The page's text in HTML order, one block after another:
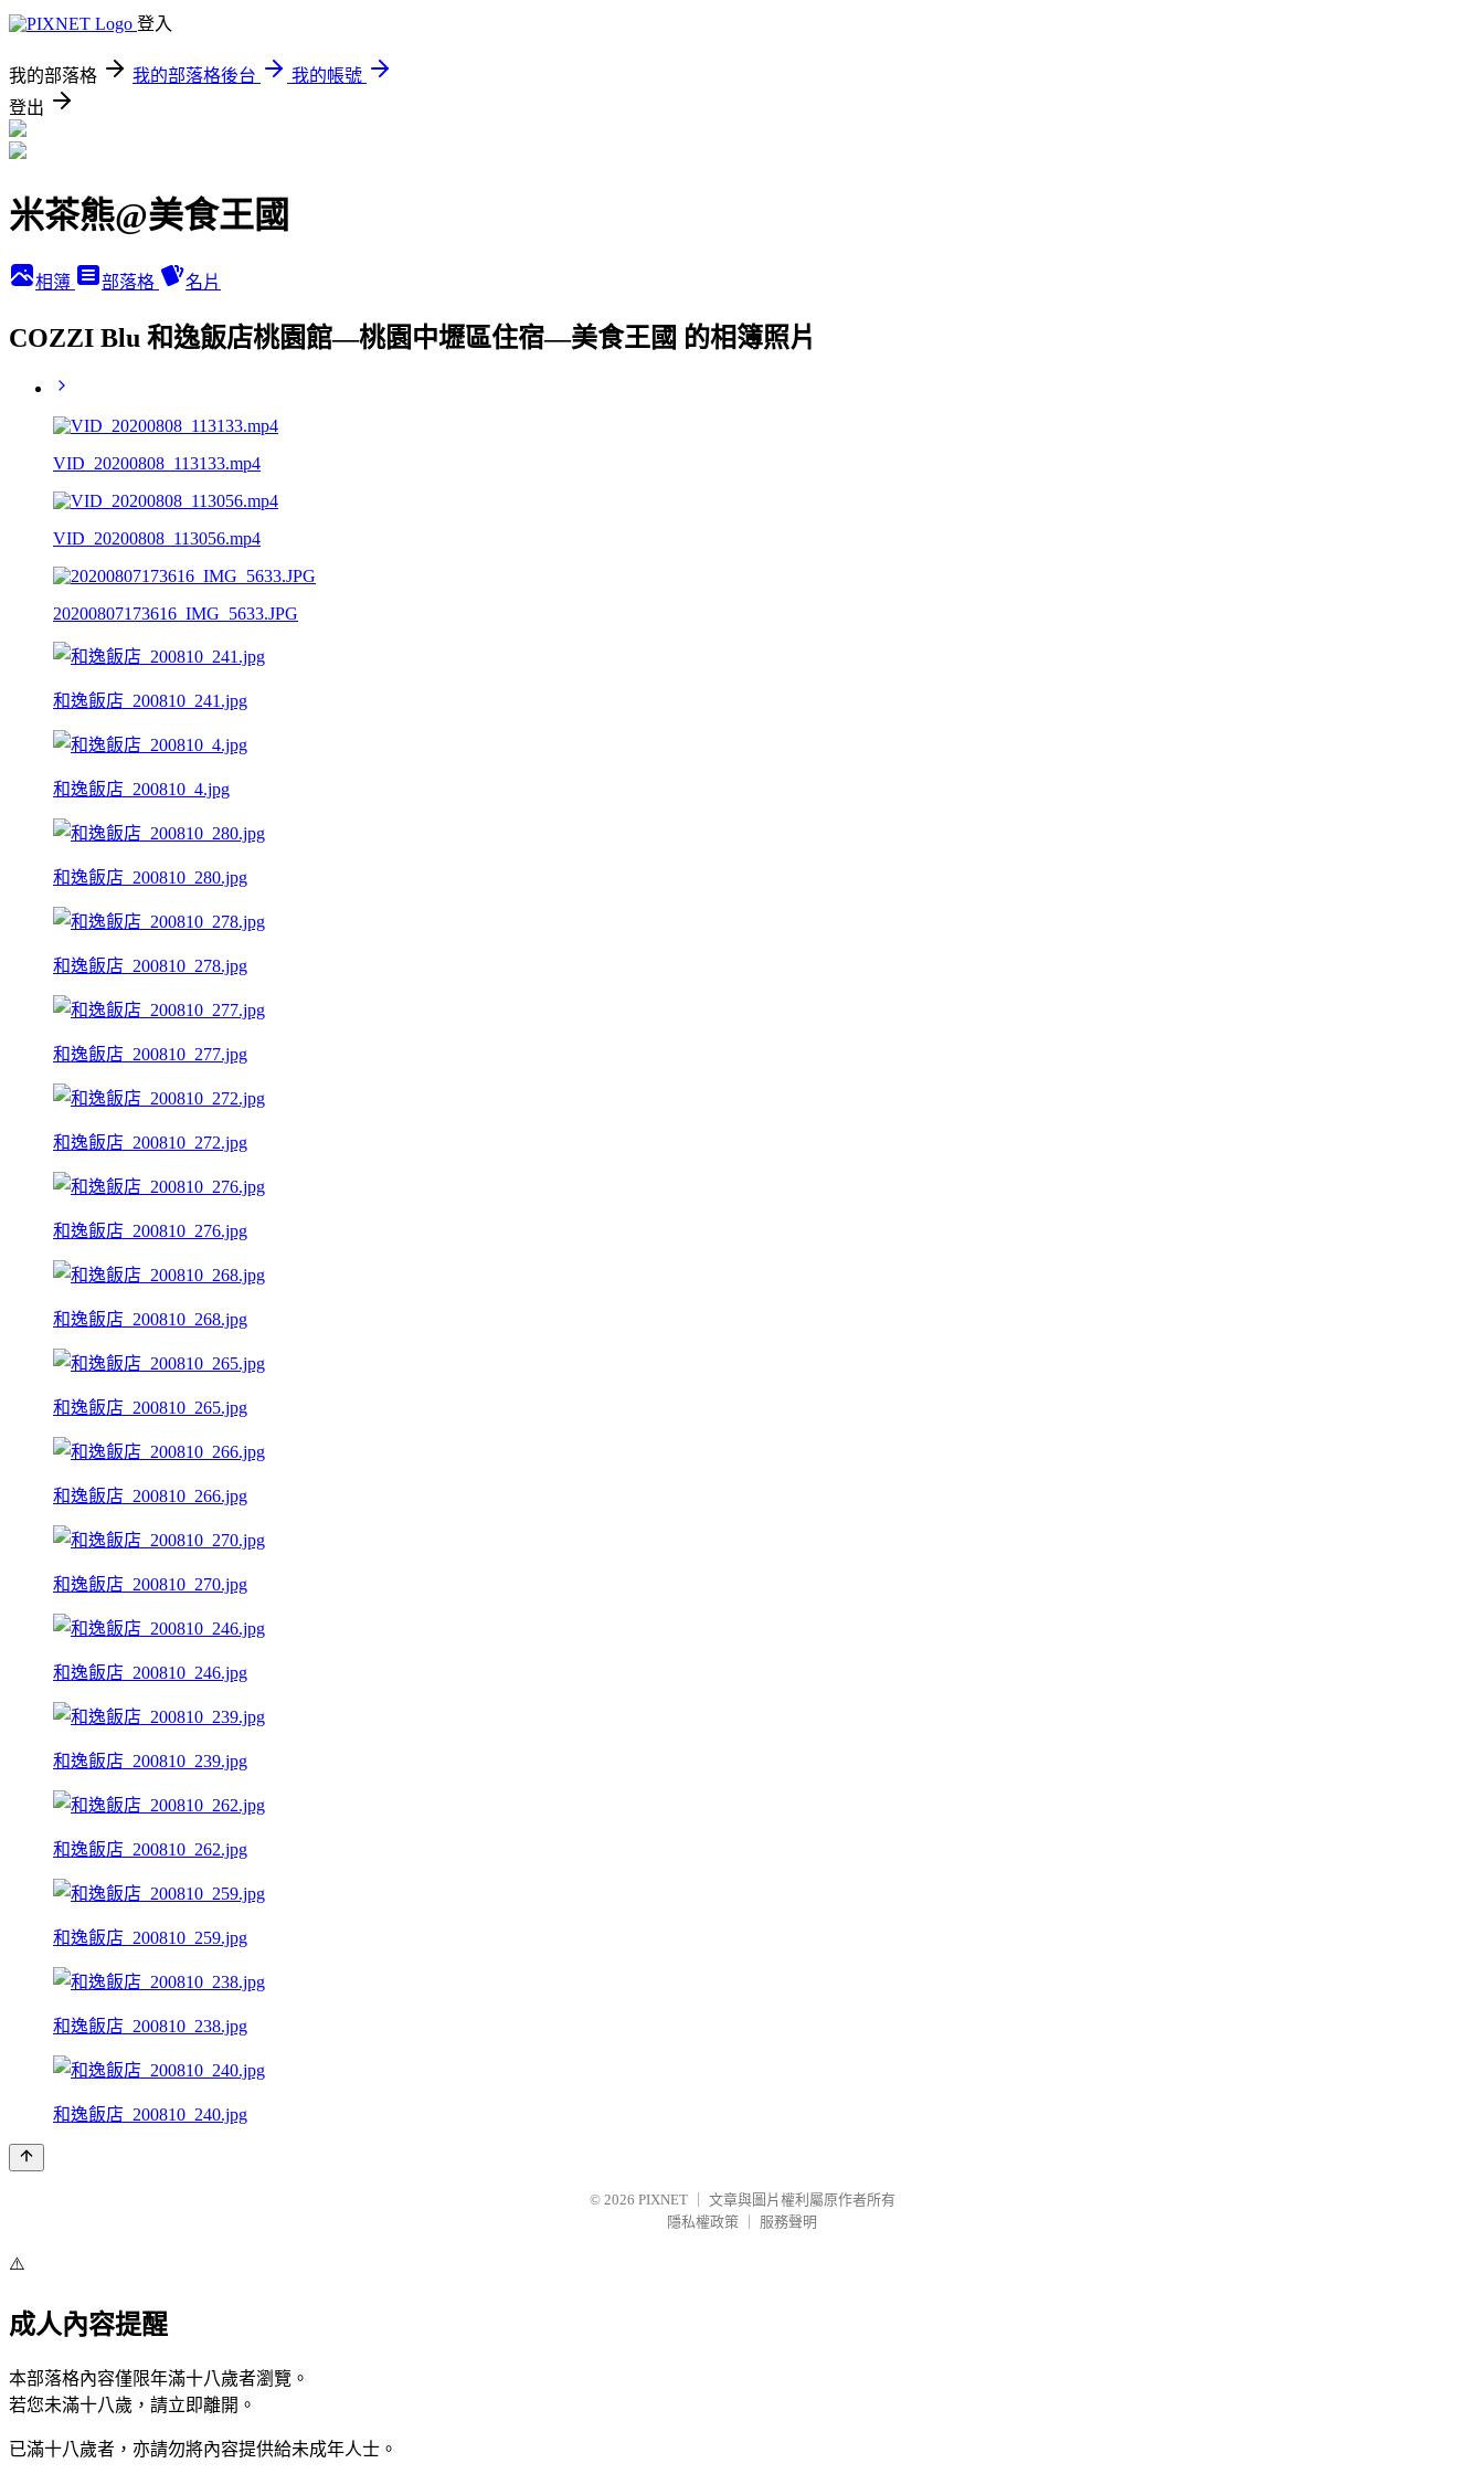
登入
我的部落格 我的部落格後台
我的帳號
登出
米茶熊@美食王國
相簿 部落格 名片
COZZI Blu 和逸飯店桃園館—桃園中壢區住宿—美食王國 的相簿照片
VID_20200808_113133.mp4
VID_20200808_113056.mp4
20200807173616_IMG_5633.JPG
和逸飯店_200810_241.jpg
和逸飯店_200810_4.jpg
和逸飯店_200810_280.jpg
和逸飯店_200810_278.jpg
和逸飯店_200810_277.jpg
和逸飯店_200810_272.jpg
和逸飯店_200810_276.jpg
和逸飯店_200810_268.jpg
和逸飯店_200810_265.jpg
和逸飯店_200810_266.jpg
和逸飯店_200810_270.jpg
和逸飯店_200810_246.jpg
和逸飯店_200810_239.jpg
和逸飯店_200810_262.jpg
和逸飯店_200810_259.jpg
和逸飯店_200810_238.jpg
和逸飯店_200810_240.jpg
© 2026 PIXNET
文章與圖片權利屬原作者所有
隱私權政策
服務聲明
⚠️
成人內容提醒
本部落格內容僅限年滿十八歲者瀏覽。
若您未滿十八歲，請立即離開。
已滿十八歲者，亦請勿將內容提供給未成年人士。